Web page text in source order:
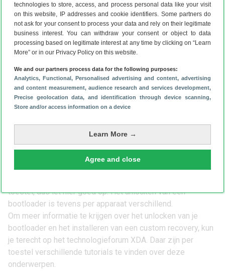
technologies to store, access, and process personal data like your visit
on this website, IP addresses and cookie identifiers. Some partners do
not ask for your consent to process your data and rely on their legitimate
business interest. You can withdraw your consent or object to data
processing based on legitimate interest at any time by clicking on “Learn
More” or in our Privacy Policy on this website.
We and our partners process data for the following purposes:
Analytics, Functional, Personalised advertising and content, advertising
and content measurement, audience research and services development,
Precise geolocation data, and identification through device scanning,
Store and/or access information on a device
Learn More →
Agree and close
RecoveryenTeamWin Recovery Project (TRWP), waarbij
laatstgenoemde het populairste is. Deze recovery’s bieden
meer opties aan dan de standaard recovery, met de
belangrijke optie om software te flashen. Dit geeft je
bijvoorbeeld de mogelijkheid om CyanogenMod te flashen
of een root-app als systeem-app te installeren, waardoor je
rootrechten hebt. Om je smartphone dus op zo’n manier aan
te passen, begin je vrijwel altijd in een custom recovery.
Hoe installeer ik een custom
Het installeren van een custom recovery werkt per apparaat
verschillend. In het algemeen is het noodzakelijk dat je de
boatloader van jouw toestel unlockt. Dit proces zorgt er
eigenlijk voor dat je zelf de baas over je toestel bent.
toestel, dus let hier goed op. Het unlocken van een
bootloader is tevens per apparaat verschillend.
Om meer informatie te krijgen over het unlocken van je
bootloader en het installeren van een custom recovery, kun
je terecht op het technologieforum XDA. Daar zijn per
toestel verschillende tutorials te vinden over deze
onderwerpen.